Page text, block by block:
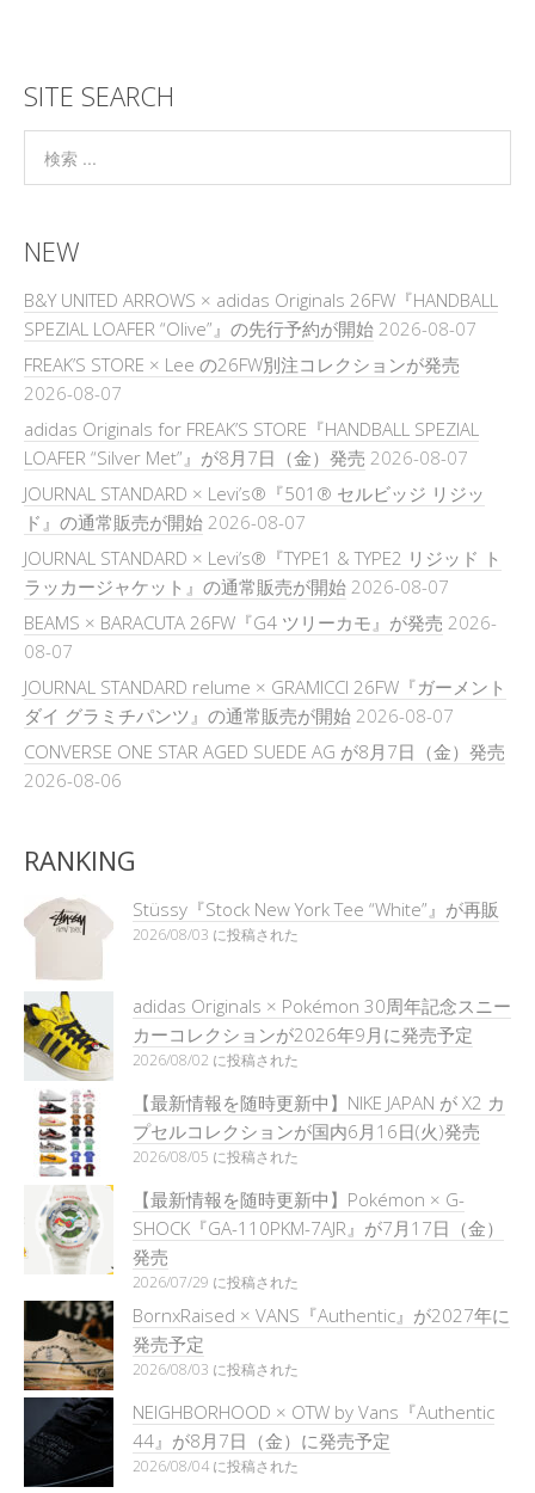
SITE SEARCH
NEW
B&Y UNITED ARROWS × adidas Originals 26FW『HANDBALL
SPEZIAL LOAFER “Olive”』の先行予約が開始 2026-08-07
FREAK’S STORE × Lee の26FW別注コレクションが発売
2026-08-07
adidas Originals for FREAK’S STORE『HANDBALL SPEZIAL
LOAFER “Silver Met”』が8月7日（金）発売 2026-08-07
JOURNAL STANDARD × Levi’s®『501® セルビッジ リジッ
ド』の通常販売が開始 2026-08-07
JOURNAL STANDARD × Levi’s®『TYPE1 & TYPE2 リジッド ト
ラッカージャケット』の通常販売が開始 2026-08-07
BEAMS × BARACUTA 26FW『G4 ツリーカモ』が発売 2026-
08-07
JOURNAL STANDARD relume × GRAMICCI 26FW『ガーメント
ダイ グラミチパンツ』の通常販売が開始 2026-08-07
CONVERSE ONE STAR AGED SUEDE AG が8月7日（金）発売
2026-08-06
RANKING
Stüssy『Stock New York Tee “White”』が再販
2026/08/03 に投稿された
adidas Originals × Pokémon 30周年記念スニー
カーコレクションが2026年9月に発売予定
2026/08/02 に投稿された
【最新情報を随時更新中】NIKE JAPAN が X2 カ
プセルコレクションが国内6月16日(火)発売
2026/08/05 に投稿された
【最新情報を随時更新中】Pokémon × G-
SHOCK『GA-110PKM-7AJR』が7月17日（金）
発売
2026/07/29 に投稿された
BornxRaised × VANS『Authentic』が2027年に
発売予定
2026/08/03 に投稿された
NEIGHBORHOOD × OTW by Vans『Authentic
44』が8月7日（金）に発売予定
2026/08/04 に投稿された